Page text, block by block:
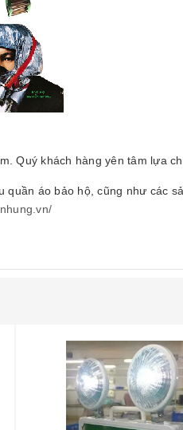
Quý khách hàng yên tâm lựa
quần áo bảo hộ, cũng như các